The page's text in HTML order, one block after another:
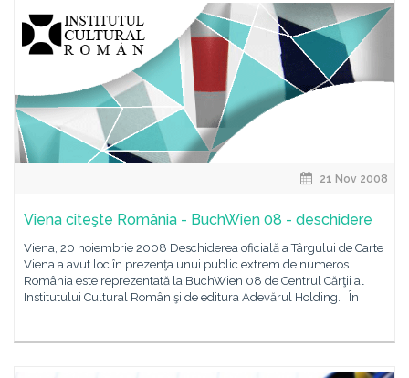
21 Nov 2008
Viena citeşte România - BuchWien 08 - deschidere
Viena, 20 noiembrie 2008 Deschiderea oficială a Târgului de Carte
Viena a avut loc în prezenţa unui public extrem de numeros.
România este reprezentată la BuchWien 08 de Centrul Cărţii al
Institutului Cultural Român şi de editura Adevărul Holding. În